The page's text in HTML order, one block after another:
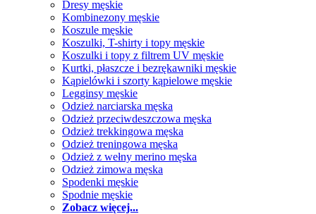
Dresy męskie
Kombinezony męskie
Koszule męskie
Koszulki, T-shirty i topy męskie
Koszulki i topy z filtrem UV męskie
Kurtki, płaszcze i bezrękawniki męskie
Kąpielówki i szorty kąpielowe męskie
Legginsy męskie
Odzież narciarska męska
Odzież przeciwdeszczowa męska
Odzież trekkingowa męska
Odzież treningowa męska
Odzież z wełny merino męska
Odzież zimowa męska
Spodenki męskie
Spodnie męskie
Zobacz więcej...